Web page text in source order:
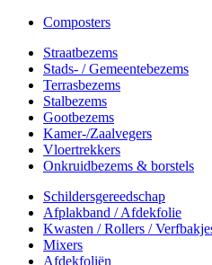
Composters
Straatbezems
Stads- / Gemeentebezems
Terrasbezems
Stalbezems
Gootbezems
Kamer-/Zaalvegers
Vloertrekkers
Onkruidbezems & borstels
Schildersgereedschap
Afplakband / Afdekfolie
Kwasten / Rollers /
Mixers
Afdekfoliën